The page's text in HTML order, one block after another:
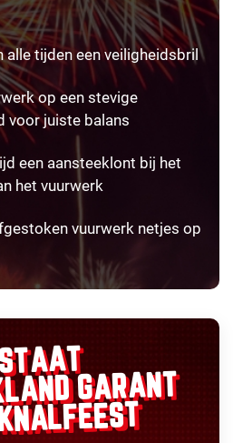
alle tijden een veiligheidsbril
op een stevige
voor juiste balans
een aansteeklont bij het
het vuurwerk
vuurwerk netjes op
GARANT